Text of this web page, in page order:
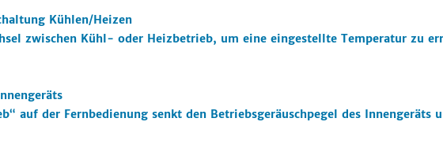
Kühlen/Heizen
zwischen Kühl- oder Heizbetrieb, um eine eingestellte Temperatur zu
auf der Fernbedienung senkt den Betriebsgeräuschpegel des Innengeräts